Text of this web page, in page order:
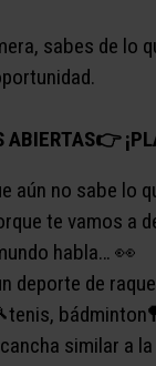
sabes de lo
ABIERTAS👉​
aún no sabe lo
te vamos a
habla… 👀
deporte de
similar a